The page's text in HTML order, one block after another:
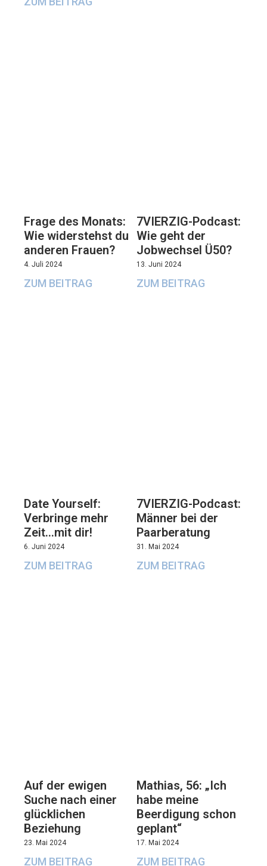
Frage des Monats:
Wie widerstehst du
anderen Frauen?
4. Juli 2024
ZUM BEITRAG
7VIERZIG-Podcast:
Wie geht der
Jobwechsel Ü50?
13. Juni 2024
ZUM BEITRAG
Date Yourself:
Verbringe mehr
Zeit…mit dir!
6. Juni 2024
ZUM BEITRAG
7VIERZIG-Podcast:
Männer bei der
Paarberatung
31. Mai 2024
ZUM BEITRAG
Auf der ewigen
Suche nach einer
glücklichen
Beziehung
23. Mai 2024
ZUM BEITRAG
Mathias, 56: „Ich
habe meine
Beerdigung schon
geplant“
17. Mai 2024
ZUM BEITRAG